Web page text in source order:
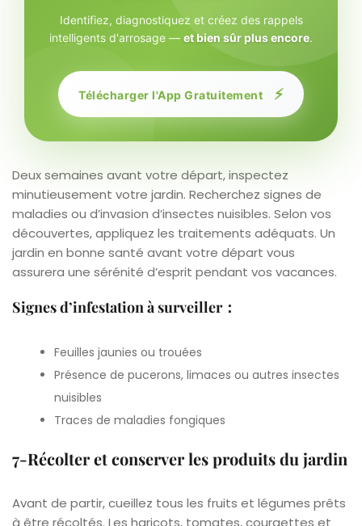
Identifiez, diagnostiquez et créez des rappels
intelligents d'arrosage — et bien sûr plus encore.
Télécharger l'App Gratuitement ⚡
Deux semaines avant votre départ, inspectez
minutieusement votre jardin. Recherchez signes de
maladies ou d’invasion d’insectes nuisibles. Selon vos
découvertes, appliquez les traitements adéquats. Un
jardin en bonne santé avant votre départ vous
assurera une sérénité d’esprit pendant vos vacances.
Signes d’infestation à surveiller：
Feuilles jaunies ou trouées
Présence de pucerons, limaces ou autres insectes
nuisibles
Traces de maladies fongiques
7-Récolter et conserver les produits du jardin
Avant de partir, cueillez tous les fruits et légumes prêts
à être récoltés. Les haricots, tomates, courgettes et